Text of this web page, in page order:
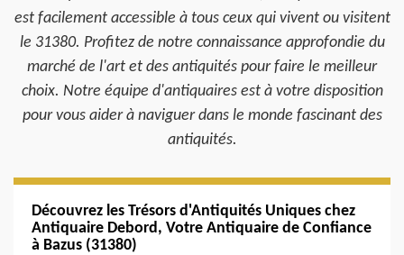
est facilement accessible à tous ceux qui vivent ou visitent
le 31380. Profitez de notre connaissance approfondie du
marché de l'art et des antiquités pour faire le meilleur
choix. Notre équipe d'antiquaires est à votre disposition
pour vous aider à naviguer dans le monde fascinant des
antiquités.
Découvrez les Trésors d'Antiquités Uniques chez
Antiquaire Debord, Votre Antiquaire de Confiance
à Bazus (31380)